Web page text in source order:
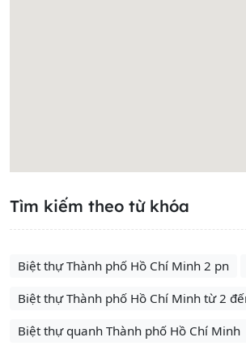
Tìm kiếm theo từ khóa
Biệt thự Thành phố Hồ Chí Minh 2 pn
Biệt thự Thành phố Hồ Chí Minh từ 2
Biệt thự quanh Thành phố Hồ Chí Minh